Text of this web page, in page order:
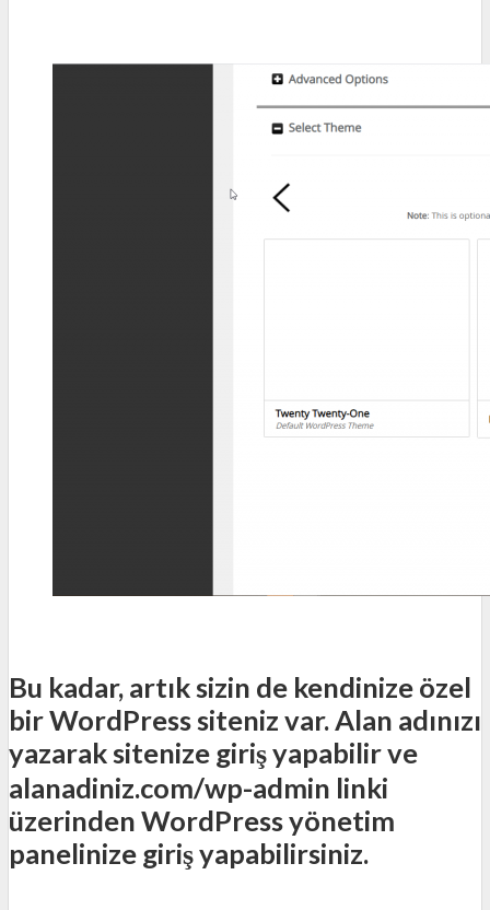
Bu kadar, artık sizin de kendinize özel
bir WordPress siteniz var. Alan adınızı
yazarak sitenize giriş yapabilir ve
alanadiniz.com/wp-admin linki
üzerinden WordPress yönetim
panelinize giriş yapabilirsiniz.